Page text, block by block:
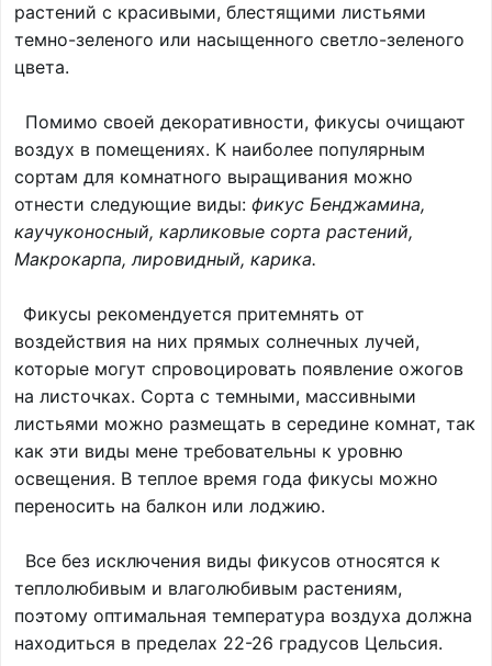
растений с красивыми, блестящими листьями
темно-зеленого или насыщенного светло-зеленого
цвета.
Помимо своей декоративности, фикусы очищают
воздух в помещениях. К наиболее популярным
сортам для комнатного выращивания можно
отнести следующие виды: фикус Бенджамина,
каучуконосный, карликовые сорта растений,
Макрокарпа, лировидный, карика.
Фикусы рекомендуется притемнять от
воздействия на них прямых солнечных лучей,
которые могут спровоцировать появление ожогов
на листочках. Сорта с темными, массивными
листьями можно размещать в середине комнат, так
как эти виды мене требовательны к уровню
освещения. В теплое время года фикусы можно
переносить на балкон или лоджию.
Все без исключения виды фикусов относятся к
теплолюбивым и влаголюбивым растениям,
поэтому оптимальная температура воздуха должна
находиться в пределах 22-26 градусов Цельсия.